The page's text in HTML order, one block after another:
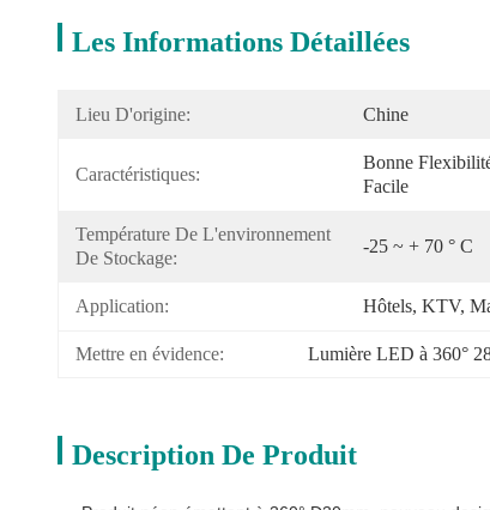
Les Informations Détaillées
Lieu D'origine: Chine
Caractéristiques:
Bonne
Facile
Température De L'environnement
De Stockage:
-25 ~ + 70 ° C
Application: Hôtels, KTV,
Mettre en évidence: Lumière LED à 360°
Description De Produit